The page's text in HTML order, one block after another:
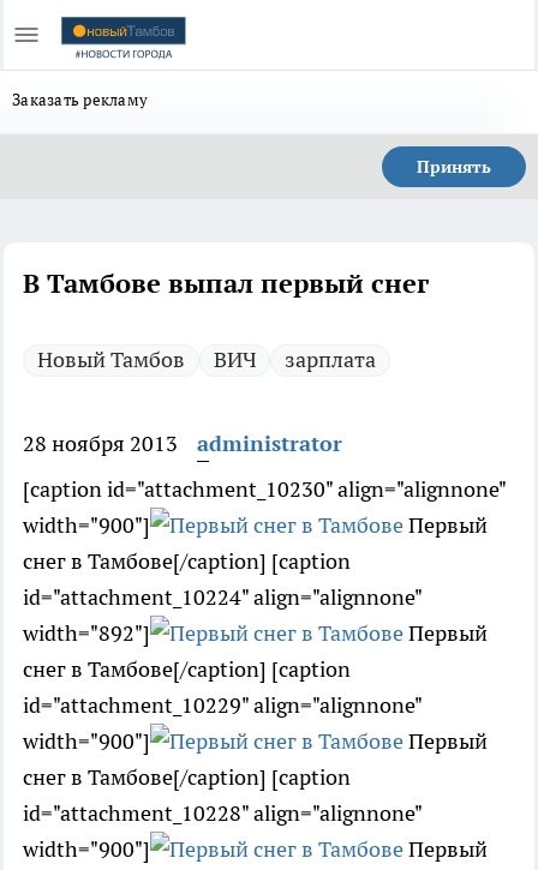
Заказать рекламу
Принять
В Тамбове выпал первый снег
Новый Тамбов ВИЧ зарплата
28 ноября 2013
administrator
[caption id="attachment_10230" align="alignnone"
width="900"]
Первый
снег в Тамбове[/caption] [caption
id="attachment_10224" align="alignnone"
width="892"]
Первый
снег в Тамбове[/caption] [caption
id="attachment_10229" align="alignnone"
width="900"]
Первый
снег в Тамбове[/caption] [caption
id="attachment_10228" align="alignnone"
width="900"]
Первый